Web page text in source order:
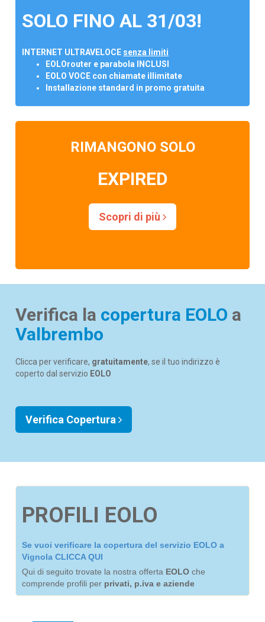
SOLO FINO AL 31/03!
INTERNET ULTRAVELOCE senza limiti
EOLOrouter e parabola INCLUSI
EOLO VOCE con chiamate illimitate
Installazione standard in promo gratuita
RIMANGONO SOLO
EXPIRED
Scopri di più
Verifica la copertura EOLO a
Valbrembo
Clicca per verificare, gratuitamente, se il tuo indirizzo è
coperto dal servizio EOLO
Verifica Copertura
PROFILI EOLO
Se vuoi verificare la copertura del servizio EOLO a
Vignola CLICCA QUI
Qui di seguito trovate la nostra offerta EOLO che
comprende profili per privati, p.iva e aziende